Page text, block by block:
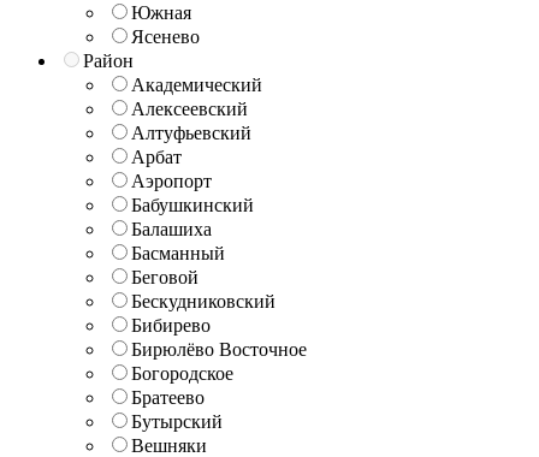
Южная
Ясенево
Район
Академический
Алексеевский
Алтуфьевский
Арбат
Аэропорт
Бабушкинский
Балашиха
Басманный
Беговой
Бескудниковский
Бибирево
Бирюлёво Восточное
Богородское
Братеево
Бутырский
Вешняки